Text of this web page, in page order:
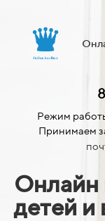
Режим
Принимаем
Онлайн
детей и